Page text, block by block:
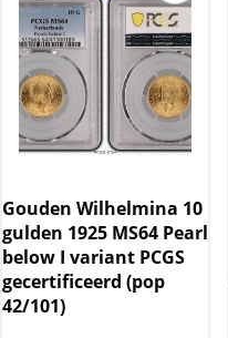
Gouden Wilhelmina 10
gulden 1925 MS64 Pearl
below I variant PCGS
gecertificeerd (pop
42/101)